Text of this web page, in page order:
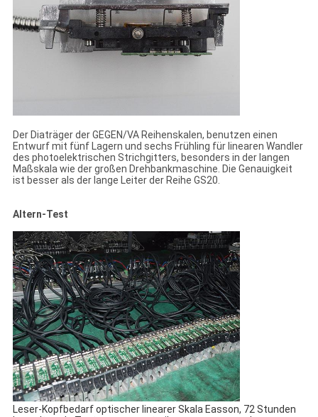
Der Diaträger der GEGEN/VA Reihenskalen, benutzen einen
Entwurf mit fünf Lagern und sechs Frühling für linearen Wandler
des photoelektrischen Strichgitters, besonders in der langen
Maßskala wie der großen Drehbankmaschine. Die Genauigkeit
ist besser als der lange Leiter der Reihe GS20.
Altern-Test
Leser-Kopfbedarf optischer linearer Skala Easson, 72 Stunden